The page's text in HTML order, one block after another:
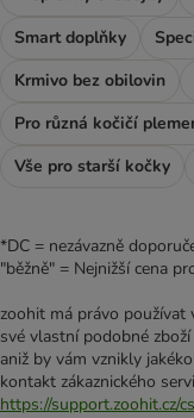
Smart doplňky
Krmivo bez obilovin
Pro různá kočičí
Vše pro starší kočky
*DC = nezávazně
"běžně" = Nejnižší cena
zoohit má právo používat
své vlastní podobné
aniž by vám vznikly
kontakt zákaznického
https://support.zoohit.cz/